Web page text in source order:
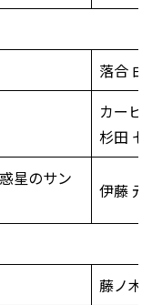
落合
カービ
杉田
星のサン
伊藤
藤ノ木